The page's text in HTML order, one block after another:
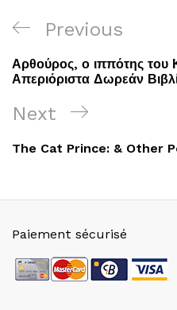
Navigation
de
l’article
Previous
Post
Previous
Αρθούρος, ο ιππότης του
Απεριόριστα Δωρεάν
Next
Post
Next
The Cat Prince: & Other
Paiement sécurisé